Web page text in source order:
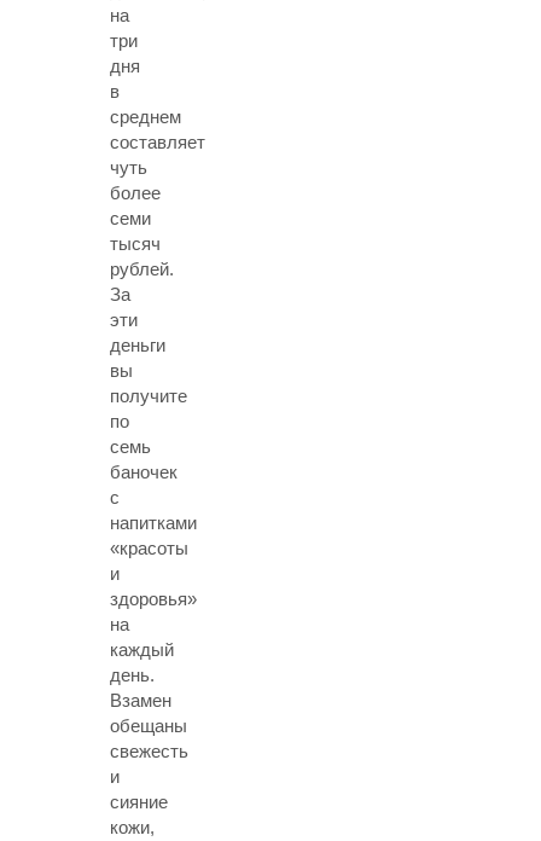
на
три
дня
в
среднем
составляет
чуть
более
семи
тысяч
рублей.
За
эти
деньги
вы
получите
по
семь
баночек
с
напитками
«красоты
и
здоровья»
на
каждый
день.
Взамен
обещаны
свежесть
и
сияние
кожи,